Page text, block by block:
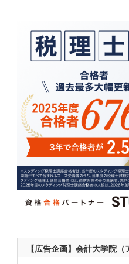
【広告企画】会計大学院